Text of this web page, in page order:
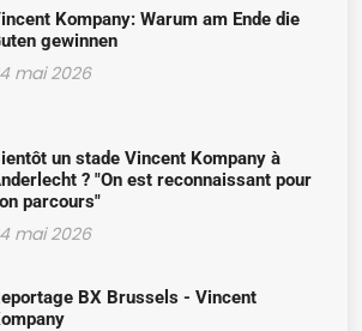
l’honneur lors de la
Ils ont reçu un doctorat
la VUB et de l’ULB en
même n’a jamais renié
Il parle de sa nouvelle
un profond respect »,
dans un
Kompany: Warum am Ende die
gewinnen
mai 2026
un stade Vincent Kompany à
? "On est reconnaissant pour
parcours"
mai 2026
BX Brussels - Vincent